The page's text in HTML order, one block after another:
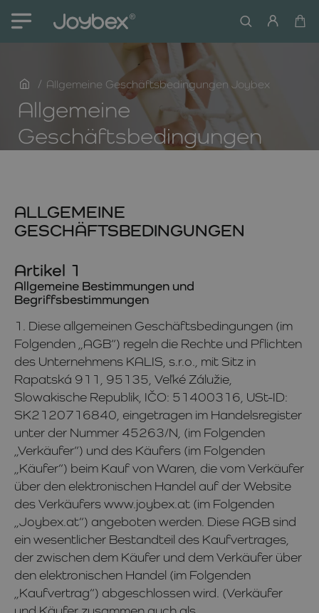
Allgemeine
Geschäftsbedingungen
homeAllgemeine Geschäftsbedingungen Joybex
ALLGEMEINE
GESCHÄFTSBEDINGUNGEN
Artikel 1
Allgemeine Bestimmungen und
Begriffsbestimmungen
1. Diese allgemeinen Geschäftsbedingungen (im
Folgenden „AGB“) regeln die Rechte und Pflichten
des Unternehmens KALIS, s.r.o., mit Sitz in
Rapatská 911, 95135, Veľké Zálužie,
Slowakische Republik, IČO: 51400316, USt-ID:
SK2120716840, eingetragen im Handelsregister
unter der Nummer 45263/N, (im Folgenden
„Verkäufer“) und des Käufers (im Folgenden
„Käufer“) beim Kauf von Waren, die vom Verkäufer
über den elektronischen Handel auf der Website
des Verkäufers www.joybex.at (im Folgenden
„Joybex.at“) angeboten werden. Diese AGB sind
ein wesentlicher Bestandteil des Kaufvertrages,
der zwischen dem Käufer und dem Verkäufer über
den elektronischen Handel (im Folgenden
„Kaufvertrag“) abgeschlossen wird. (Verkäufer